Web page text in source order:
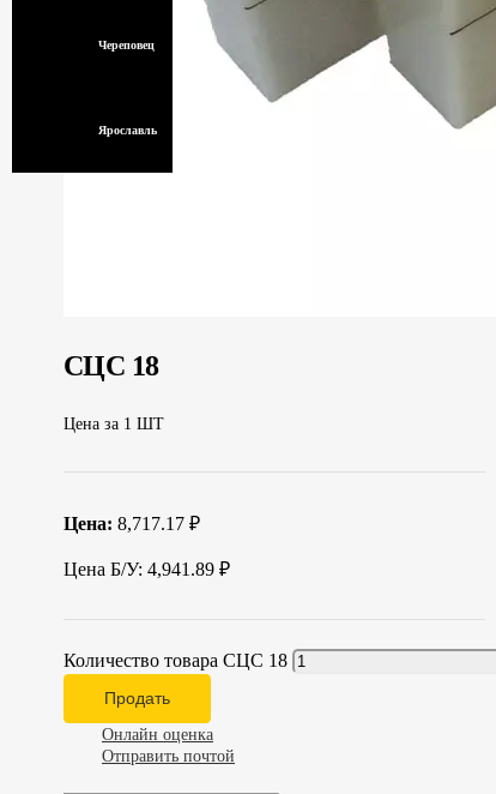
Череповец
Ярославль
СЦС 18
Цена за 1 ШТ
Цена: 8,717.17 ₽
Цена Б/У: 4,941.89 ₽
Количество товара СЦС 18
Продать
Онлайн оценка
Отправить почтой